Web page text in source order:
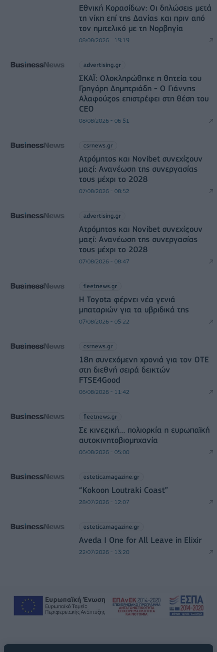
Εθνική Κορασίδων: Οι δηλώσεις μετά
τη νίκη επί της Δανίας και πριν από
τον ημιτελικό με τη Νορβηγία
08/08/2026 - 19:19
advertising.gr
ΣΚΑΪ: Ολοκληρώθηκε η θητεία του
Γρηγόρη Δημητριάδη - Ο Γιάννης
Αλαφούζος επιστρέφει στη θέση του
CEO
08/08/2026 - 06:51
csrnews.gr
Ατρόμητος και Novibet συνεχίζουν
μαζί: Ανανέωση της συνεργασίας
τους μέχρι το 2028
07/08/2026 - 08:52
advertising.gr
Ατρόμητος και Novibet συνεχίζουν
μαζί: Ανανέωση της συνεργασίας
τους μέχρι το 2028
07/08/2026 - 08:47
fleetnews.gr
Η Toyota φέρνει νέα γενιά
μπαταριών για τα υβριδικά της
07/08/2026 - 05:22
csrnews.gr
18η συνεχόμενη χρονιά για τον ΟΤΕ
στη διεθνή σειρά δεικτών
FTSE4Good
06/08/2026 - 11:42
fleetnews.gr
Σε κινεζική… πολιορκία η ευρωπαϊκή
αυτοκινητοβιομηχανία
06/08/2026 - 05:00
esteticamagazine.gr
“Kokoon Loutraki Coast”
28/07/2026 - 12:07
esteticamagazine.gr
Aveda I One for All Leave in Elixir
22/07/2026 - 13:20